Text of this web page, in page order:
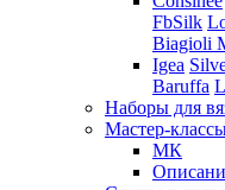
FbSilk
Biagioli
Igea
Baruffa
Наборы для
Мастер-
МК